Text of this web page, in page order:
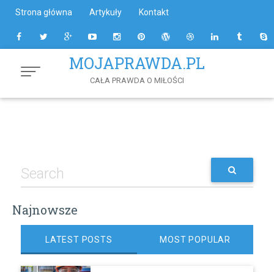
Content
Strona główna Artykuły Kontakt
MOJAPRAWDA.PL
CAŁA PRAWDA O MIŁOŚCI
Najnowsze
LATEST POSTS MOST POPULAR